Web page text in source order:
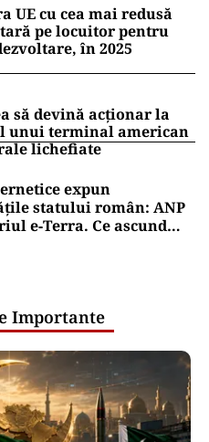
UE cu cea mai redusă
pe locuitor pentru
în 2025
să devină acționar la
unui terminal american
lichefiate
expun
statului român: ANP
e‑Terra. Ce ascund
Importante